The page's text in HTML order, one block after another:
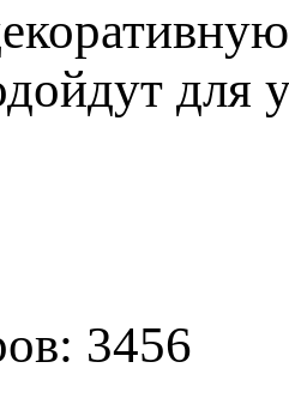
для
3456